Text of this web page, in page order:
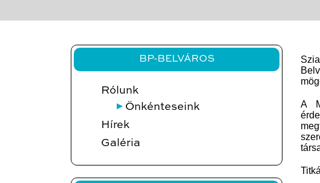
BP-BELVÁROS
Rólunk
Önkénteseink
Hírek
Galéria
A